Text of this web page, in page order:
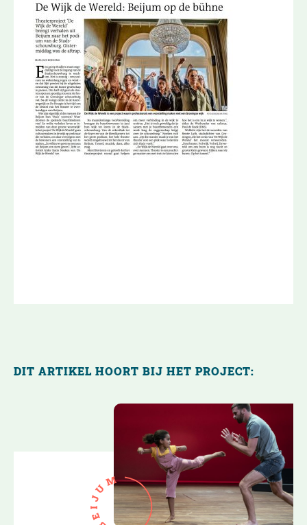
DIT ARTIKEL HOORT BIJ HET PROJECT:
E
I
J
U
M